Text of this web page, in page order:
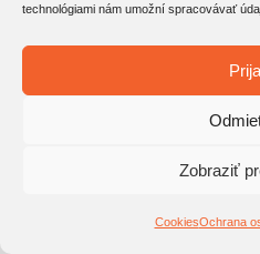
technológiami nám umožní spracovávať
Zobraziť
CookiesOchrana